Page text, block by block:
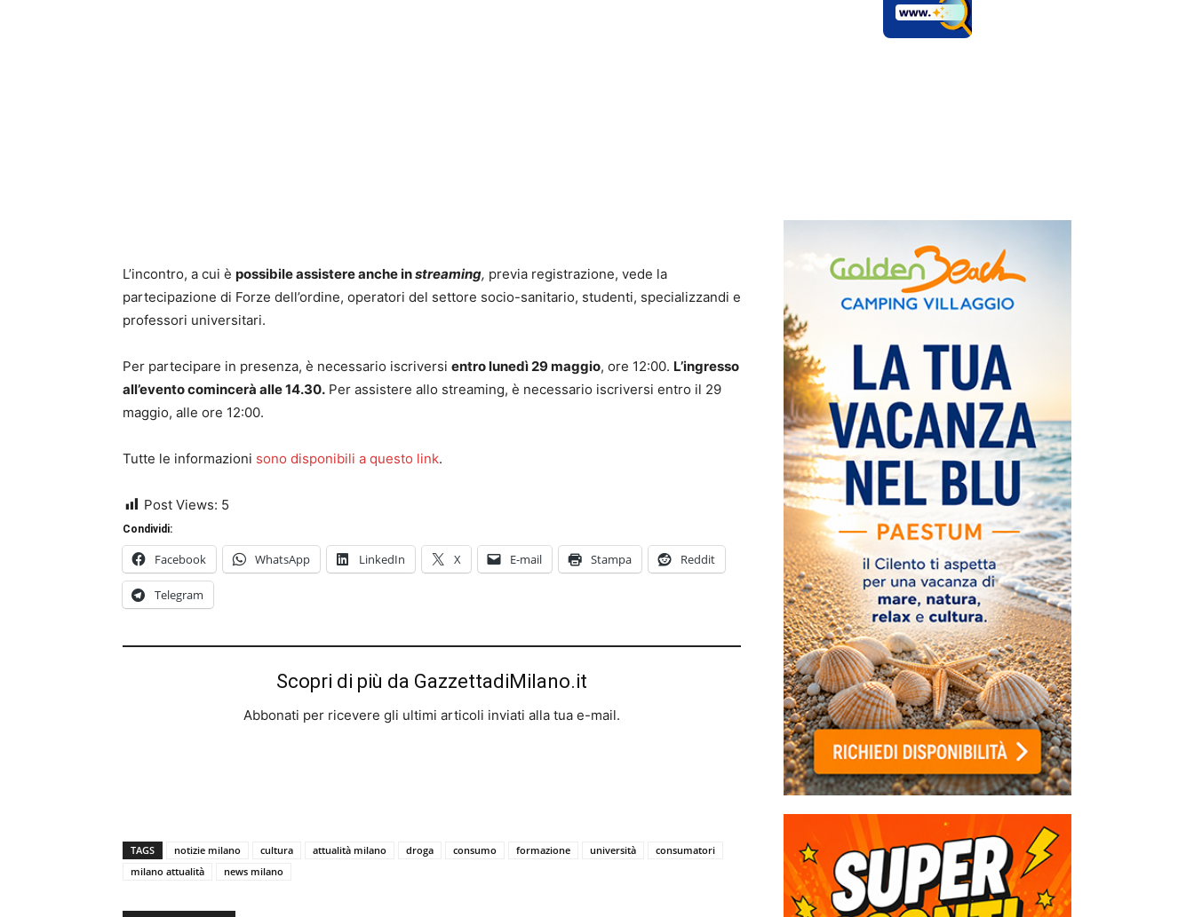
L’incontro, a cui è possibile assistere anche instreaming, previa registrazione, vede la
partecipazione di Forze dell’ordine, operatori del settore socio-sanitario, studenti, specializzandi e
professori universitari.
Per partecipare in presenza, è necessario iscriversi entro lunedì 29 maggio, ore 12:00. L’ingresso
all’evento comincerà alle 14.30. Per assistere allo streaming, è necessario iscriversi entro il 29
maggio, alle ore 12:00.
Tutte le informazioni sono disponibili a questo link.
Post Views: 5
Condividi:
Facebook WhatsApp LinkedIn X E-mail Stampa Reddit
Telegram
Scopri di più da GazzettadiMilano.it
Abbonati per ricevere gli ultimi articoli inviati alla tua e-mail.
TAGS notizie milano cultura attualità milano droga consumo formazione università
consumatori
milano attualità
news milano